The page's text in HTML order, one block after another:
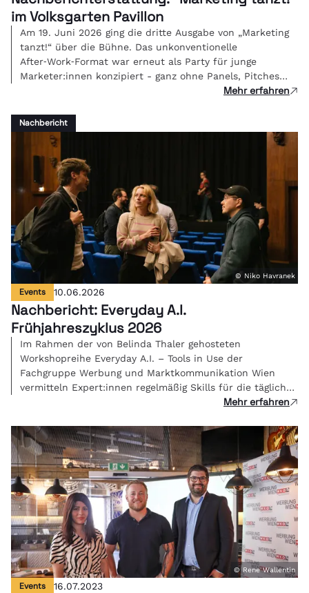
im Volksgarten Pavillon
Am 19. Juni 2026 ging die dritte Ausgabe von „Marketing
tanzt!“ über die Bühne. Das unkonventionelle
After‑Work‑Format war erneut als Party für junge
Marketer:innen konzipiert - ganz ohne Panels, Pitches
oder PowerPoint, sondern mit Beats, Gesprächen und
Pavillons traf sich die Community, die morgen die
Branche bewegt.
Mehr erfahren
Nachbericht
© Niko Havranek
Events 10.06.2026
Nachbericht: Everyday A.I.
Frühjahreszyklus 2026
Im Rahmen der von Belinda Thaler gehosteten
Workshopreihe Everyday A.I. – Tools in Use der
Fachgruppe Werbung und Marktkommunikation Wien
vermitteln Expert:innen regelmäßig Skills für die tägliche
Mehr erfahren
© Rene Wallentin
Events 16.07.2023